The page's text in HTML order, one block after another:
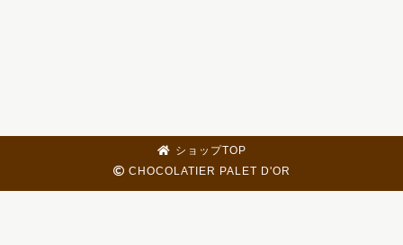
ショップTOP
CHOCOLATIER PALET D'OR